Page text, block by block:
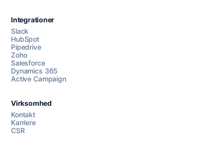
Chat med os
AI Campaign Assist
Integrationer
Slack
HubSpot
Pipedrive
Zoho
Salesforce
Dynamics 365
Active Campaign
Virksomhed
Kontakt
Karriere
CSR